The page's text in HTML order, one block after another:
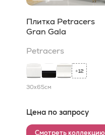
Плитка Petracers
Gran Gala
Petracers
+12
30x65см
Цена по запросу
Смотреть коллекцию